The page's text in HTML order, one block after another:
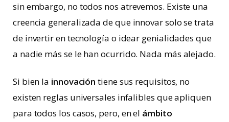
sin embargo, no todos nos atrevemos. Existe una
creencia generalizada de que innovar solo se trata
de invertir en tecnología o idear genialidades que
a nadie más se le han ocurrido. Nada más alejado.
Si bien la innovacióntiene sus requisitos, no
existen reglas universales infalibles que apliquen
para todos los casos, pero, en el ámbito